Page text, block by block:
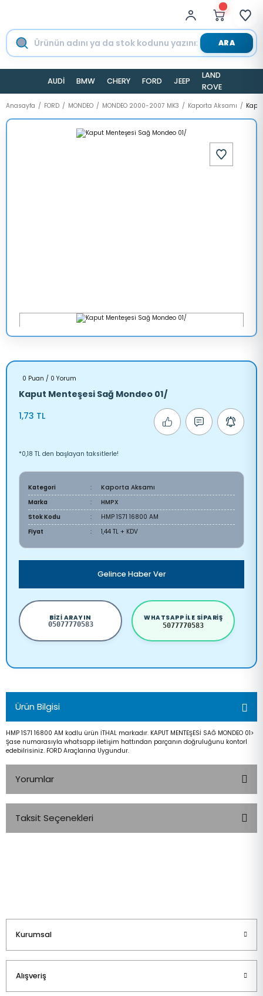
ARA
AUDİ BMW CHERY FORD JEEP
LAND
ROVER
Anasayfa FORD MONDEO MONDEO 2000-2007 MK3 Kaporta Aksamı
0 Puan / 0 Yorum
Kaput Menteşesi Sağ Mondeo 01/
1,73 TL
*0,18 TL den başlayan taksitlerle!
Kategori
Kaporta Aksamı
Marka
HMPX
Stok Kodu
HMP 1S71 16800 AM
Fiyat
1,44 TL + KDV
Gelince Haber Ver
BIZI ARAYIN
05077770583
WHATSAPP ILE SIPARIŞ
5077770583
Ürün Bilgisi
HMP 1S71 16800 AM kodlu ürün İTHAL markadır. KAPUT MENTEŞESİ SAĞ MONDEO 01>
Şase numarasıyla whatsapp iletişim hattından parçanın doğruluğunu kontorl
edebilrisiniz. FORD Araçlarına Uygundur.
Yorumlar
Taksit Seçenekleri
Kurumsal
Alışveriş